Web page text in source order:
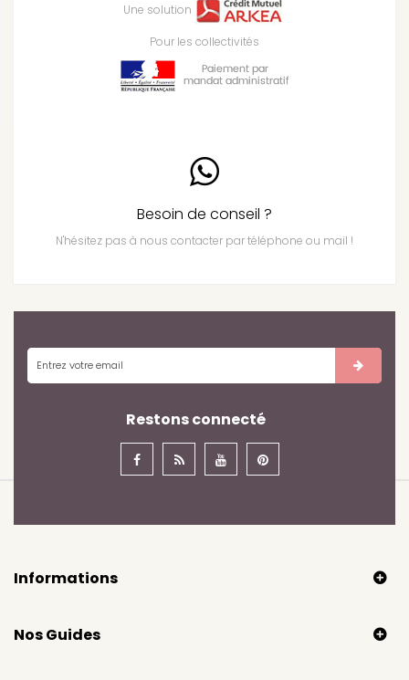
Une solution
Pour les collectivités
Besoin de conseil ?
N'hésitez pas à nous contacter par téléphone ou mail !
Restons connecté
Informations
Nos Guides